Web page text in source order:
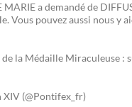
MARIE a demandé de
Vous pouvez aussi nous y
de la Médaille Miraculeuse :
XIV (@Pontifex_fr)